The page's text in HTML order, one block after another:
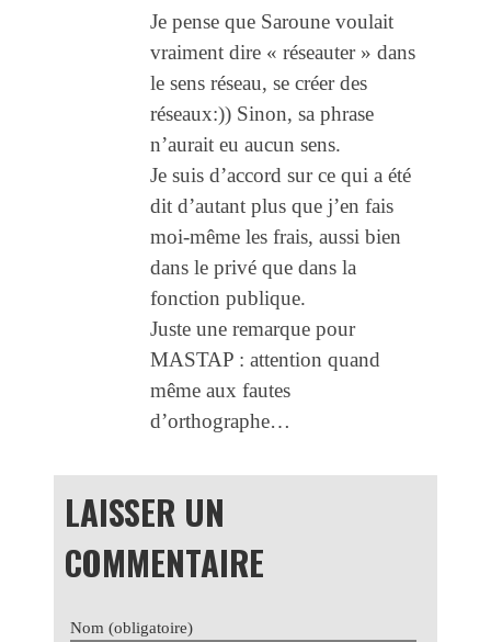
Je pense que Saroune voulait
vraiment dire « réseauter » dans
le sens réseau, se créer des
réseaux:)) Sinon, sa phrase
n’aurait eu aucun sens.
Je suis d’accord sur ce qui a été
dit d’autant plus que j’en fais
moi-même les frais, aussi bien
dans le privé que dans la
fonction publique.
Juste une remarque pour
MASTAP : attention quand
même aux fautes
d’orthographe…
LAISSER UN
COMMENTAIRE
Nom (obligatoire)